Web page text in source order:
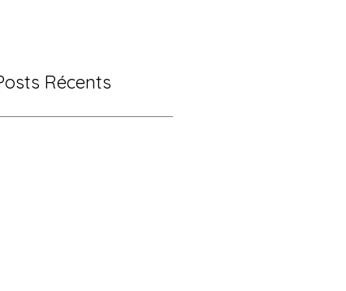
Récents